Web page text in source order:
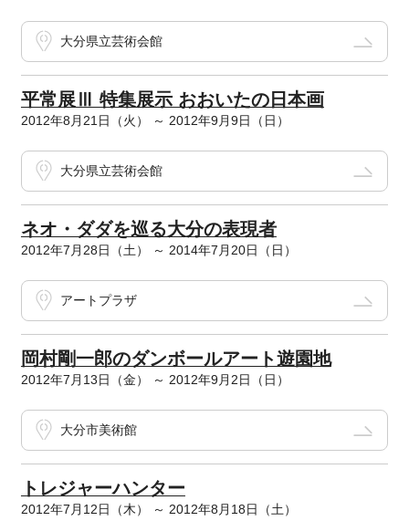
大分県立芸術会館
平常展Ⅲ 特集展示 おおいたの日本画
2012年8月21日（火） ～ 2012年9月9日（日）
大分県立芸術会館
ネオ・ダダを巡る大分の表現者
2012年7月28日（土） ～ 2014年7月20日（日）
アートプラザ
岡村剛一郎のダンボールアート遊園地
2012年7月13日（金） ～ 2012年9月2日（日）
大分市美術館
トレジャーハンター
2012年7月12日（木） ～ 2012年8月18日（土）